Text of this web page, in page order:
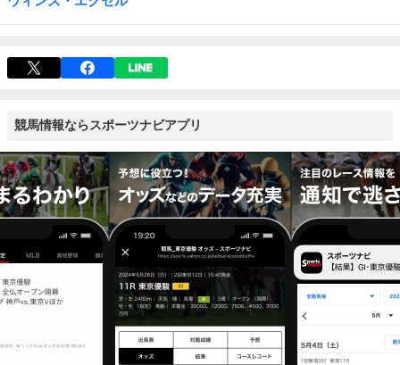
競馬情報ならスポーツナビアプリ